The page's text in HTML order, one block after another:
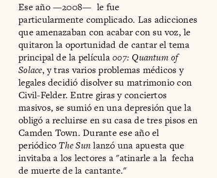
Ese año —2008— le fue
particularmente complicado. Las adicciones
que amenazaban con acabar con su voz, le
quitaron la oportunidad de cantar el tema
principal de la película007: Quantum of
Solace, y tras varios problemas médicos y
legales decidió disolver su matrimonio con
Civil-Felder. Entre giras y conciertos
masivos, se sumió en una depresión que la
obligó a recluirse en su casa de tres pisos en
Camden Town. Durante ese año el
periódico The Sunlanzó una apuesta que
invitaba a los lectores a "atinarle a la fecha
de muerte de la cantante."